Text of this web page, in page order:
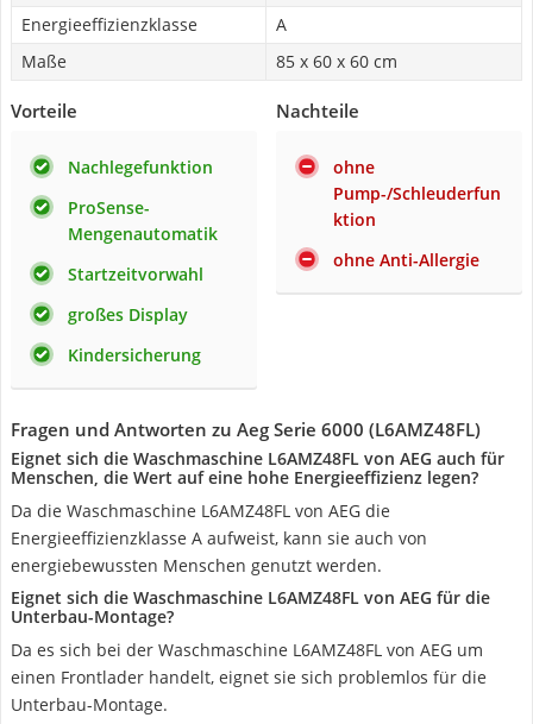
Energieeffizienzklasse
A
Maße
85 x 60 x 60 cm
Vorteile
Nachlegefunktion
ProSense-
Mengenautomatik
Startzeitvorwahl
großes Display
Kindersicherung
Nachteile
ohne
Pump-/Schleuderfun
ktion
ohne Anti-Allergie
Fragen und Antworten zu Aeg Serie 6000 (L6AMZ48FL)
Eignet sich die Waschmaschine L6AMZ48FL von AEG auch für
Menschen, die Wert auf eine hohe Energieeffizienz legen?
Da die Waschmaschine L6AMZ48FL von AEG die
Energieeffizienzklasse A aufweist, kann sie auch von
energiebewussten Menschen genutzt werden.
Eignet sich die Waschmaschine L6AMZ48FL von AEG für die
Unterbau-Montage?
Da es sich bei der Waschmaschine L6AMZ48FL von AEG um
einen Frontlader handelt, eignet sie sich problemlos für die
Unterbau-Montage.